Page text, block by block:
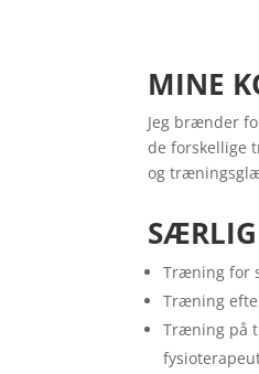
MINE
Jeg brænder
de forskellige
og
Træning for
Træning
Træning på